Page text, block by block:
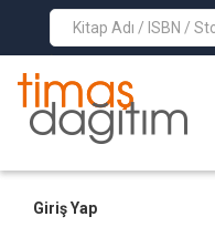
>
Giriş Yap